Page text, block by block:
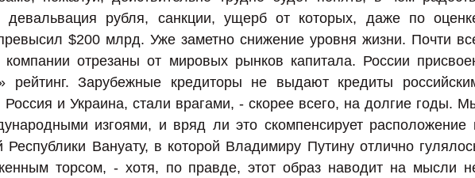
девальвация рубля, санкции, ущерб от которых, даже по
$200 млрд. Уже заметно снижение уровня жизни. Почти
компании отрезаны от мировых рынков капитала. России
рейтинг. Зарубежные кредиторы не выдают кредиты
Россия и Украина, стали врагами, - скорее всего, на долгие годы.
изгоями, и вряд ли это скомпенсирует расположение
Республики Вануату, в которой Владимиру Путину отлично
торсом, - хотя, по правде, этот образ наводит на мысли